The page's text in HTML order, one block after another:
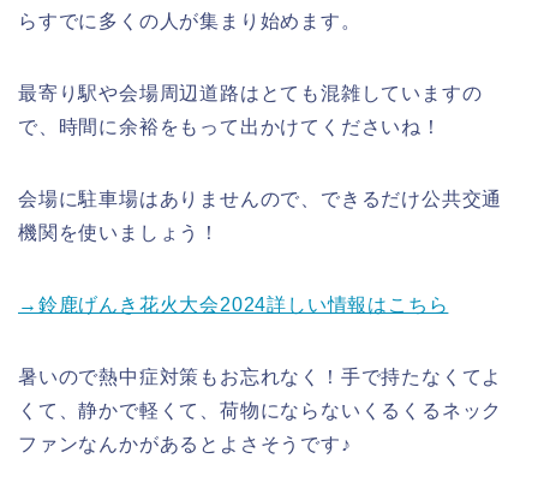
らすでに多くの人が集まり始めます。
最寄り駅や会場周辺道路はとても混雑していますの
で、時間に余裕をもって出かけてくださいね！
会場に駐車場はありませんので、できるだけ公共交通
機関を使いましょう！
→鈴鹿げんき花火大会2024詳しい情報はこちら
暑いので熱中症対策もお忘れなく！手で持たなくてよ
くて、静かで軽くて、荷物にならないくるくるネック
ファンなんかがあるとよさそうです♪